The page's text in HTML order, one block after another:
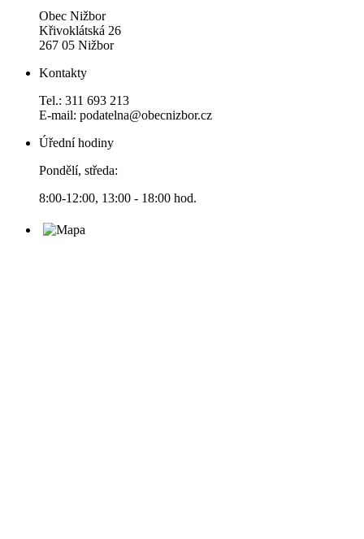
Obec Nižbor
Křivoklátská 26
267 05 Nižbor
Kontakty
Tel.: 311 693 213
E-mail: podatelna@obecnizbor.cz
Úřední hodiny
Pondělí, středa:
8:00-12:00, 13:00 - 18:00 hod.